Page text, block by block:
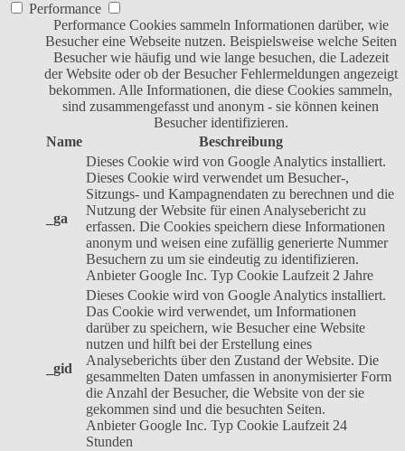
Performance
Performance Cookies sammeln Informationen darüber, wie
Besucher eine Webseite nutzen. Beispielsweise welche Seiten
Besucher wie häufig und wie lange besuchen, die Ladezeit
der Website oder ob der Besucher Fehlermeldungen angezeigt
bekommen. Alle Informationen, die diese Cookies sammeln,
sind zusammengefasst und anonym - sie können keinen
Besucher identifizieren.
Name
Beschreibung
_ga
Dieses Cookie wird von Google Analytics installiert.
Dieses Cookie wird verwendet um Besucher-,
Sitzungs- und Kampagnendaten zu berechnen und die
Nutzung der Website für einen Analysebericht zu
erfassen. Die Cookies speichern diese Informationen
anonym und weisen eine zufällig generierte Nummer
Besuchern zu um sie eindeutig zu identifizieren.
Anbieter Google Inc. Typ Cookie Laufzeit 2 Jahre
_gid
Dieses Cookie wird von Google Analytics installiert.
Das Cookie wird verwendet, um Informationen
darüber zu speichern, wie Besucher eine Website
nutzen und hilft bei der Erstellung eines
Analyseberichts über den Zustand der Website. Die
gesammelten Daten umfassen in anonymisierter Form
die Anzahl der Besucher, die Website von der sie
gekommen sind und die besuchten Seiten.
Anbieter Google Inc. Typ Cookie Laufzeit 24
Stunden